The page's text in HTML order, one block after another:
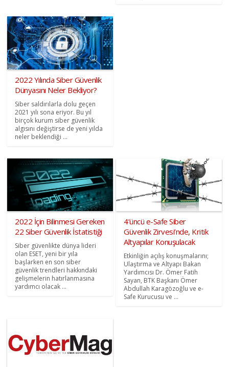
2022 Yılında Siber Güvenlik
Dünyasını Neler Bekliyor?
Siber saldırılarla dolu geçen
2021 yılı sona eriyor. Bu yıl
birçok kurum siber güvenlik
algısını değiştirse de yeni yılda
neler beklendiği ...
2022 İçin Bilinmesi Gereken
22 Siber Güvenlik İstatistiği
Siber güvenlikte dünya lideri
olan ESET, yeni bir yıla
başlarken en son siber
güvenlik trendleri hakkındaki
gelişmelerin hatırlanmasına
yardımcı olacak ...
4’üncü e-Safe Siber
Güvenlik Zirvesi’nde, Kritik
Altyapılar Konuşulacak
Etkinliğin açılış konuşmalarını;
Ulaştırma ve Altyapı Bakan
Yardımcısı Dr. Ömer Fatih
Sayan, BTK Başkanı Ömer
Abdullah Karagözoğlu ve e-
Safe Kurucusu ve ...